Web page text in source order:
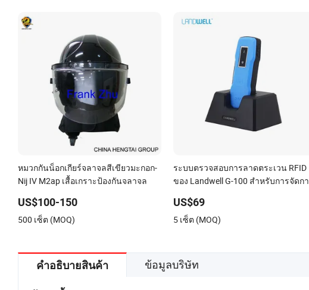
หมวกกันน็อกเกียร์จลาจลสีเขียวมะกอก-
Nij IV M2ap เสื้อเกราะป้องกันจลาจล
US$100-150
500 เซ็ต (MOQ)
ระบบตรวจสอบการลาดตระเวน RFID
ของ Landwell G-100 สำหรับการจัดการ
US$69
5 เซ็ต (MOQ)
คำอธิบายสินค้า ข้อมูลบริษัท